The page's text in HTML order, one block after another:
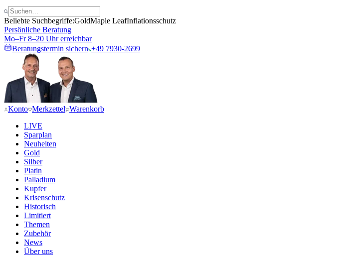
Beliebte Suchbegriffe:GoldMaple LeafInflationsschutz
Persönliche Beratung
Mo–Fr 8–20 Uhr erreichbar
Beratungstermin sichern +49 7930-2699
Konto Merkzettel Warenkorb
LIVE
Sparplan
Neuheiten
Gold
Silber
Platin
Palladium
Kupfer
Krisenschutz
Historisch
Limitiert
Themen
Zubehör
News
Über uns